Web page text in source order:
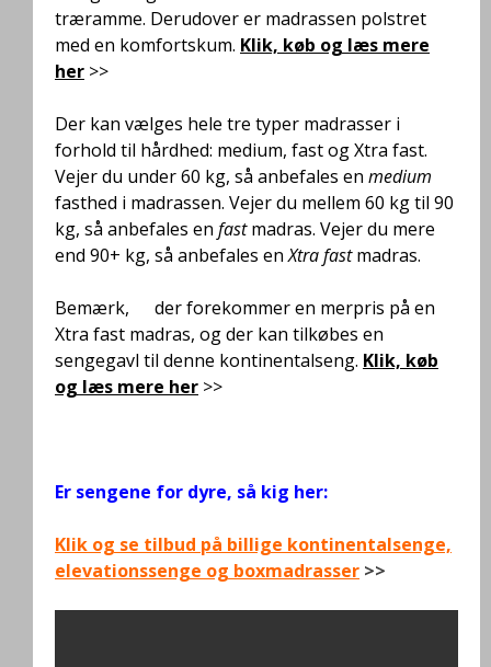
træramme. Derudover er madrassen polstret
med en komfortskum. Klik, køb og læs mere
her >>
Der kan vælges hele tre typer madrasser i
forhold til hårdhed: medium, fast og Xtra fast.
Vejer du under 60 kg, så anbefales en medium
fasthed i madrassen. Vejer du mellem 60 kg til 90
kg, så anbefales en fastmadras. Vejer du mere
end 90+ kg, så anbefales enXtra fastmadras.
Bemærk,
der forekommer en merpris på en
Xtra fast madras, og der kan tilkøbes en
sengegavl til denne kontinentalseng. Klik, køb
og læs mere her >>
Er sengene for dyre, så kig her:
Klik og se tilbud på billige kontinentalsenge,
elevationssenge og boxmadrasser >>